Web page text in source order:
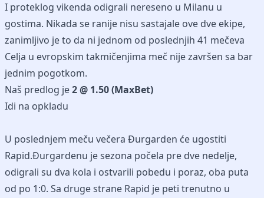
I proteklog vikenda odigrali nereseno u Milanu u
gostima. Nikada se ranije nisu sastajale ove dve ekipe,
zanimljivo je to da ni jednom od poslednjih 41 mečeva
Celja u evropskim takmičenjima meč nije završen sa bar
jednim pogotkom.
Naš predlog je2 @ 1.50 (MaxBet)
Idi na opkladu
U poslednjem meču večera Đurgarden će ugostiti
Rapid.Đurgardenu je sezona počela pre dve nedelje,
odigrali su dva kola i ostvarili pobedu i poraz, oba puta
od po 1:0. Sa druge strane Rapid je peti trenutno u